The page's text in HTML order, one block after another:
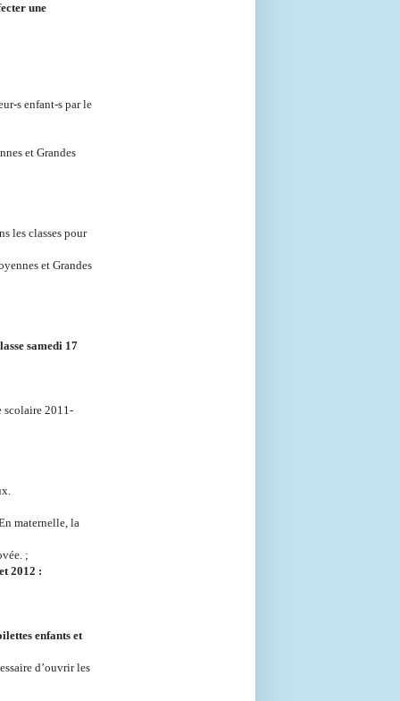
une
s enfant-s par le
et Grandes
les classes pour
et Grandes
samedi 17
scolaire 2011-
maternelle, la
;
2012 :
enfants et
d’ouvrir les